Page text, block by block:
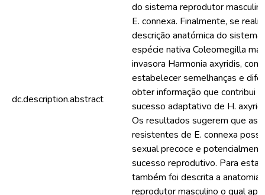
dc.description.abstract
do sistema reprodutor
E. connexa. Finalmente, se
descrição anatómica do
espécie nativa Coleomegilla
invasora Harmonia axyridis,
estabelecer semelhanças e
obter informação que contribui
sucesso adaptativo de H.
Os resultados sugerem que as
resistentes de E. connexa
sexual precoce e
sucesso reprodutivo. Para esta
também foi descrita a anatomia
reprodutor masculino o qual